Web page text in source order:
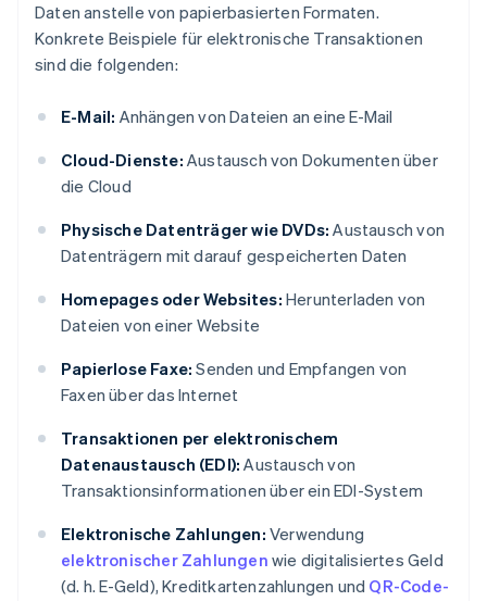
Daten anstelle von papierbasierten Formaten.
Konkrete Beispiele für elektronische Transaktionen
sind die folgenden:
E-Mail: Anhängen von Dateien an eine E-Mail
Cloud-Dienste: Austausch von Dokumenten über
die Cloud
Physische Datenträger wie DVDs: Austausch von
Datenträgern mit darauf gespeicherten Daten
Homepages oder Websites: Herunterladen von
Dateien von einer Website
Papierlose Faxe: Senden und Empfangen von
Faxen über das Internet
Transaktionen per elektronischem
Datenaustausch (EDI): Austausch von
Transaktionsinformationen über ein EDI-System
Elektronische Zahlungen: Verwendung
elektronischer Zahlungen wie digitalisiertes Geld
(d. h. E-Geld), Kreditkartenzahlungen und QR-Code-